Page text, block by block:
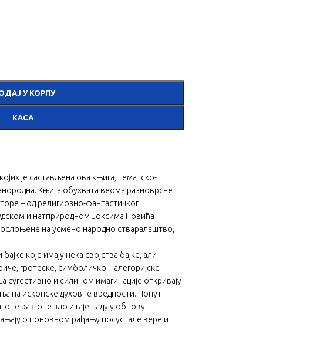
У КОРПУ
КАСА
је састављена ова књига, тематско-
Књига обухвата веома разноврсне
– од религиозно-фантастичког
и натприродном Јоксима Новића
на усмено народно стваралаштво,
које имају нека својства бајке, али
гротеске, симболичко – алегоријске
сугестивно и силином имагинације откривају
на исконске духовне вредности. Попут
оне разгоне зло и гаје наду у обнову
о поновном рађању посустале вере и